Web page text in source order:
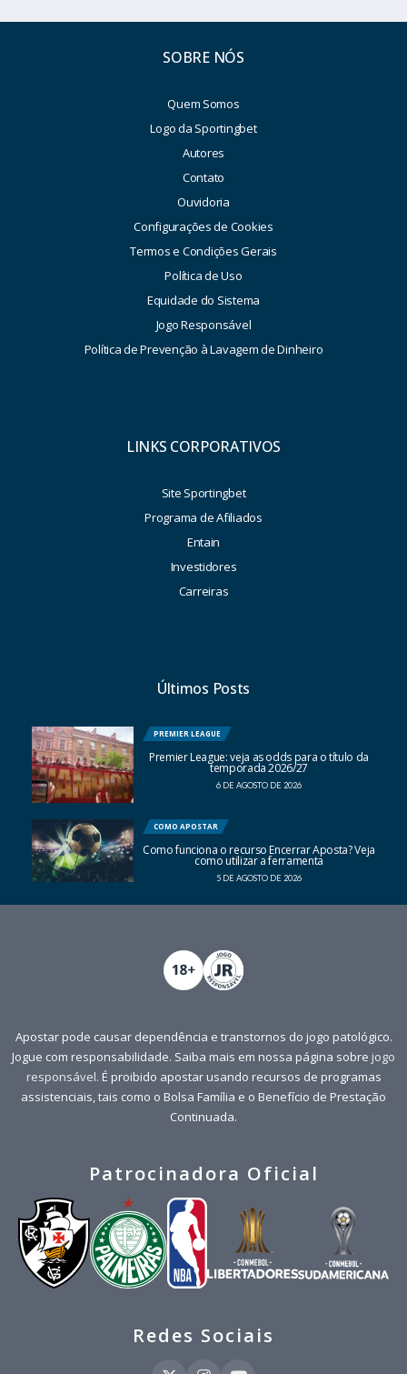
SOBRE NÓS
Quem Somos
Logo da Sportingbet
Autores
Contato
Ouvidoria
Configurações de Cookies
Termos e Condições Gerais
Política de Uso
Equidade do Sistema
Jogo Responsável
Política de Prevenção à Lavagem de Dinheiro
LINKS CORPORATIVOS
Site Sportingbet
Programa de Afiliados
Entain
Investidores
Carreiras
Últimos Posts
PREMIER LEAGUE
Premier League: veja as odds para o título da
temporada 2026/27
6 DE AGOSTO DE 2026
COMO APOSTAR
Como funciona o recurso Encerrar Aposta? Veja
como utilizar a ferramenta
5 DE AGOSTO DE 2026
Apostar pode causar dependência e transtornos do jogo patológico.
Jogue com responsabilidade. Saiba mais em nossa página sobre jogo
responsável. É proibido apostar usando recursos de programas
assistenciais, tais como o Bolsa Família e o Benefício de Prestação
Continuada.
Patrocinadora Oficial
Redes Sociais